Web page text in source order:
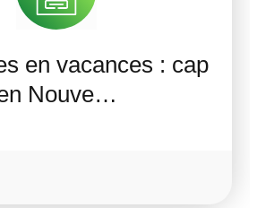
en vacances : cap
Nouve…